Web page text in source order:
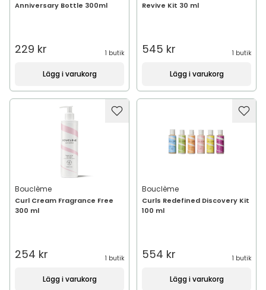
Anniversary Bottle 300ml
229 kr 1 butik
Lägg i varukorg
Revive Kit 30 ml
545 kr 1 butik
Lägg i varukorg
Bouclème
Curl Cream Fragrance Free
300 ml
254 kr 1 butik
Lägg i varukorg
Bouclème
Curls Redefined Discovery Kit
100 ml
554 kr 1 butik
Lägg i varukorg